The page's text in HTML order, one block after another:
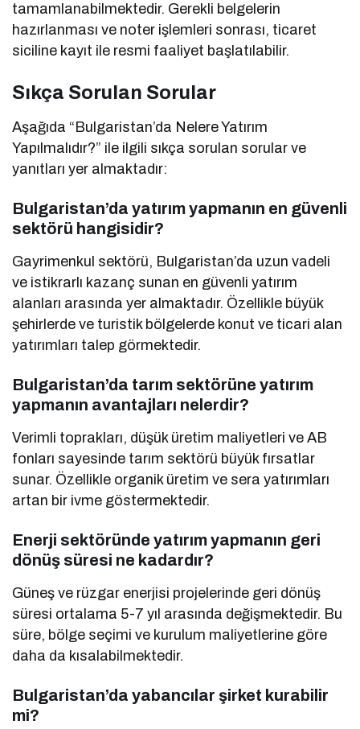
tamamlanabilmektedir. Gerekli belgelerin
hazırlanması ve noter işlemleri sonrası, ticaret
siciline kayıt ile resmi faaliyet başlatılabilir.
Sıkça Sorulan Sorular
Aşağıda “Bulgaristan’da Nelere Yatırım
Yapılmalıdır?” ile ilgili sıkça sorulan sorular ve
yanıtları yer almaktadır:
Bulgaristan’da yatırım yapmanın en güvenli
sektörü hangisidir?
Gayrimenkul sektörü, Bulgaristan’da uzun vadeli
ve istikrarlı kazanç sunan en güvenli yatırım
alanları arasında yer almaktadır. Özellikle büyük
şehirlerde ve turistik bölgelerde konut ve ticari alan
yatırımları talep görmektedir.
Bulgaristan’da tarım sektörüne yatırım
yapmanın avantajları nelerdir?
Verimli toprakları, düşük üretim maliyetleri ve AB
fonları sayesinde tarım sektörü büyük fırsatlar
sunar. Özellikle organik üretim ve sera yatırımları
artan bir ivme göstermektedir.
Enerji sektöründe yatırım yapmanın geri
dönüş süresi ne kadardır?
Güneş ve rüzgar enerjisi projelerinde geri dönüş
süresi ortalama 5-7 yıl arasında değişmektedir. Bu
süre, bölge seçimi ve kurulum maliyetlerine göre
daha da kısalabilmektedir.
Bulgaristan’da yabancılar şirket kurabilir
mi?